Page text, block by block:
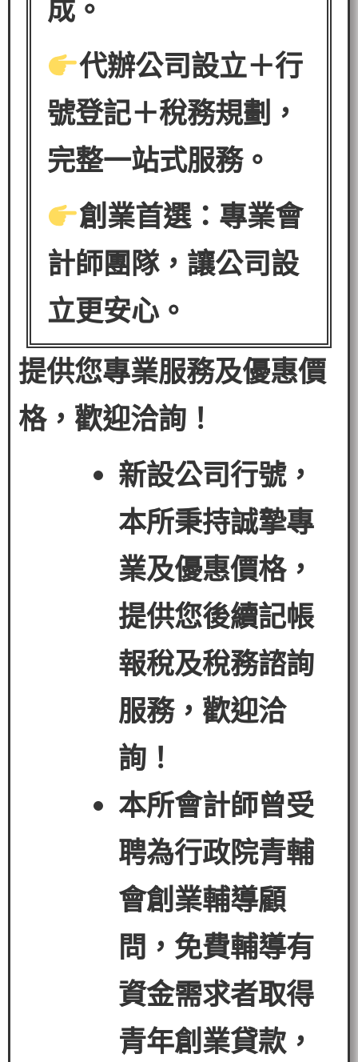
成。
代辦公司設立＋行
號登記＋稅務規劃，
完整一站式服務。
創業首選：專業會
計師團隊，讓公司設
立更安心。
提供您專業服務及優惠價
格，歡迎洽詢！
新設公司行號，
本所秉持誠摯專
業及優惠價格，
提供您後續記帳
報稅及稅務諮詢
服務，歡迎洽
詢！
本所會計師曾受
聘為行政院青輔
會創業輔導顧
問，免費輔導有
資金需求者取得
青年創業貸款，